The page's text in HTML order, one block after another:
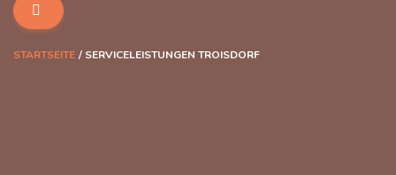
STARTSEITE SERVICELEISTUNGEN TROISDORF